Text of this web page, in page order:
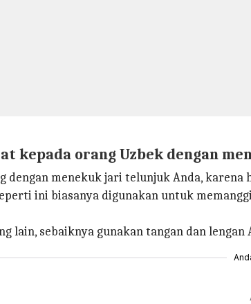
kepada orang Uzbek dengan
dengan menekuk jari telunjuk Anda,
ini biasanya digunakan untuk
lain, sebaiknya gunakan tangan dan